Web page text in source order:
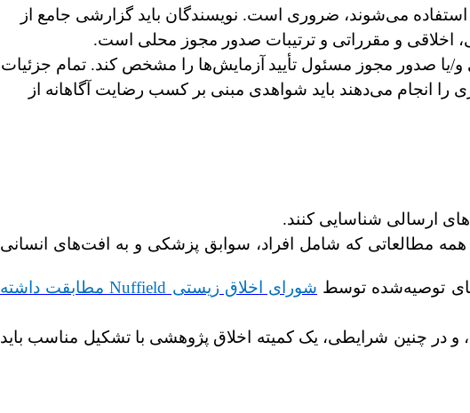
استفاده می‌شوند، ضروری است. نویسندگان باید گزارشی جامع از
اخلاقی و مقرراتی و ترتیبات صدور مجوز محلی است.
یا صدور مجوز مسئول تأیید آزمایش‌ها را مشخص کند. تمام جزئیات
را انجام می‌دهند باید شواهدی مبنی بر کسب رضایت آگاهانه از
ارسالی شناسایی کنند.
مطالعاتی که شامل افراد، سوابق پزشکی و به افت‌های انسانی
توصیه‌شده توسط شورای اخلاق زیستی Nuffield مطابقت داشته
و در چنین شرایطی، یک کمیته اخلاق پژوهشی با تشکیل مناسب باید